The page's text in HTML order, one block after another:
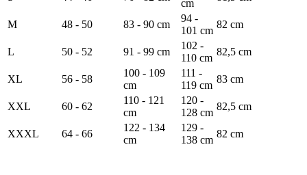
cm
M 48 - 50 83 - 90 cm
94 -
101 cm
82 cm
L 50 - 52 91 - 99 cm
102 -
110 cm
82,5 cm
XL 56 - 58
100 - 109
cm
111 -
119 cm
83 cm
XXL 60 - 62
110 - 121
cm
120 -
128 cm
82,5 cm
XXXL 64 - 66
122 - 134
cm
129 -
138 cm
82 cm